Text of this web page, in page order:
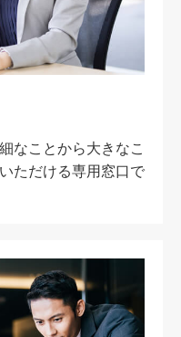
なことから大きなこ
ただける専用窓口で